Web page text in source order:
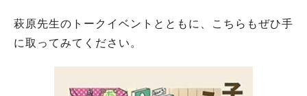
萩原先生のトークイベントとともに、こちらもぜひ手
に取ってみてください。